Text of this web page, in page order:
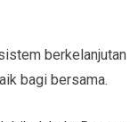
berkelanjutan
bagi bersama.